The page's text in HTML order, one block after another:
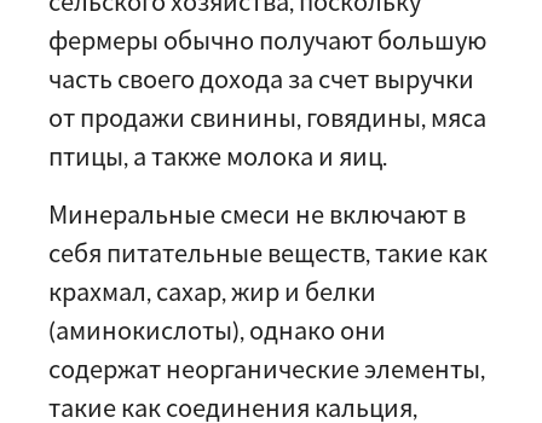
фермеры обычно получают большую
часть своего дохода за счет выручки
от продажи свинины, говядины, мяса
птицы, а также молока и яиц.
Минеральные смеси не включают в
себя питательные веществ, такие как
крахмал, сахар, жир и белки
(аминокислоты), однако они
содержат неорганические элементы,
такие как соединения кальция,